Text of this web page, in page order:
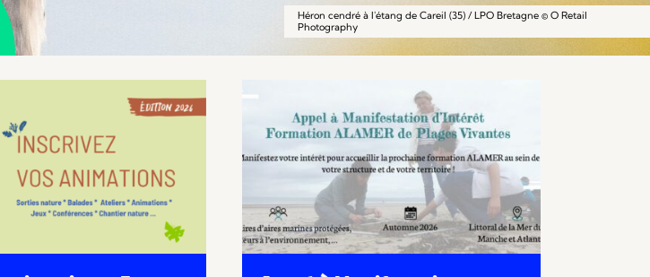
Héron cendré à l'étang de Careil (35) / LPO Bretagne © O Retail
Photography